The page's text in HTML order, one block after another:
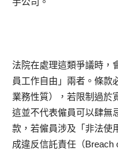
法院在處理這類爭議時，
員工作自由」兩者。條款
業務性質），若限制過於
這並不代表僱員可以肆無
款，若僱員涉及「非法使
成違反信託責任（Breach